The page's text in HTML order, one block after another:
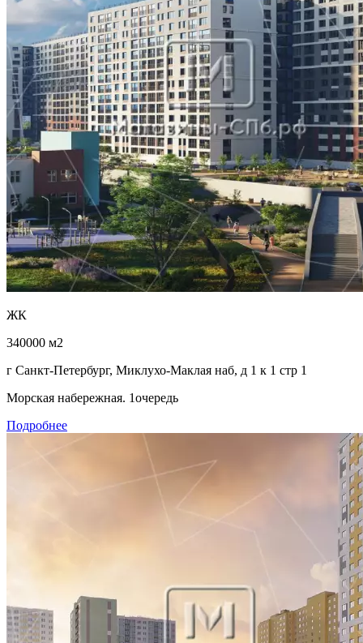
ЖК
340000 м2
г Санкт-Петербург, Миклухо-Маклая наб, д 1 к 1 стр 1
Морская набережная. 1очередь
Подробнее